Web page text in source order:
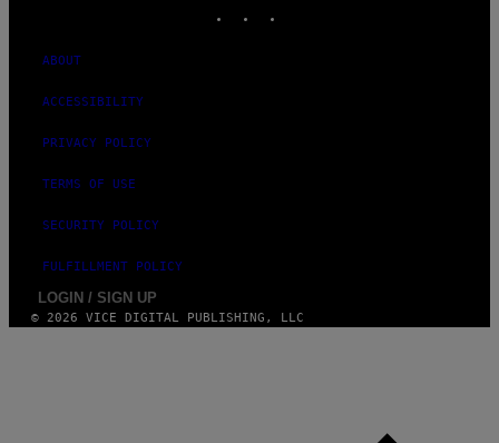
ABOUT
ACCESSIBILITY
PRIVACY POLICY
TERMS OF USE
SECURITY POLICY
FULFILLMENT POLICY
LOGIN / SIGN UP
© 2026 VICE DIGITAL PUBLISHING, LLC